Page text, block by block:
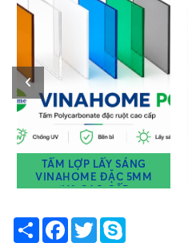
TẤM LỢP LẤY SÁNG
VINAHOME ĐẶC 5MM
(LY) CAO CẤP
Share Facebook
Twitter